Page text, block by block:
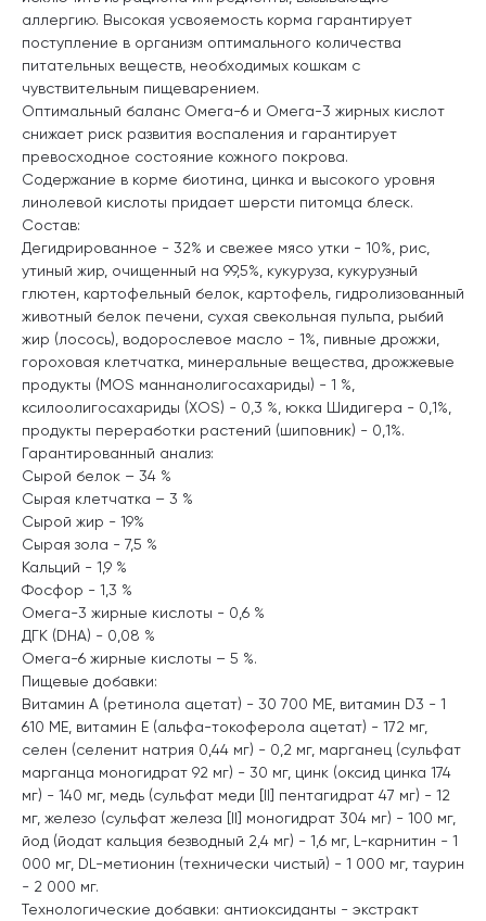
аллергию. Высокая усвояемость корма гарантирует
поступление в организм оптимального количества
питательных веществ, необходимых кошкам с
чувствительным пищеварением.
Оптимальный баланс Омега-6 и Омега-3 жирных кислот
снижает риск развития воспаления и гарантирует
превосходное состояние кожного покрова.
Содержание в корме биотина, цинка и высокого уровня
линолевой кислоты придает шерсти питомца блеск.
Состав:
Дегидрированное - 32% и свежее мясо утки - 10%, рис,
утиный жир, очищенный на 99,5%, кукуруза, кукурузный
глютен, картофельный белок, картофель, гидролизованный
животный белок печени, сухая свекольная пульпа, рыбий
жир (лосось), водорослевое масло - 1%, пивные дрожжи,
гороховая клетчатка, минеральные вещества, дрожжевые
продукты (МОS маннанолигосахариды) - 1 %,
ксилоолигосахариды (XOS) - 0,3 %, юкка Шидигера - 0,1%,
продукты переработки растений (шиповник) - 0,1%.
Гарантированный анализ:
Сырой белок – 34 %
Сырая клетчатка – 3 %
Сырой жир - 19%
Сырая зола - 7,5 %
Кальций - 1,9 %
Фосфор - 1,3 %
Омега-3 жирные кислоты - 0,6 %
ДГК (DHA) - 0,08 %
Омега-6 жирные кислоты – 5 %.
Пищевые добавки:
Витамин А (ретинола ацетат) - 30 700 МЕ, витамин D3 - 1
610 МЕ, витамин E (альфа-токоферола ацетат) - 172 мг,
селен (селенит натрия 0,44 мг) - 0,2 мг, марганец (сульфат
марганца моногидрат 92 мг) - 30 мг, цинк (оксид цинка 174
мг) - 140 мг, медь (сульфат меди [II] пентагидрат 47 мг) - 12
мг, железо (сульфат железа [II] моногидрат 304 мг) - 100 мг,
йод (йодат кальция безводный 2,4 мг) - 1,6 мг, L-карнитин - 1
000 мг, DL-метионин (технически чистый) - 1 000 мг, таурин
- 2 000 мг.
Технологические добавки: антиоксиданты - экстракт